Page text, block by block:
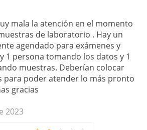
mala la atención en el momento
de laboratorio . Hay un
agendado para exámenes y
1 persona tomando los datos y 1
muestras. Deberían colocar
para poder atender lo más pronto
gracias
2023